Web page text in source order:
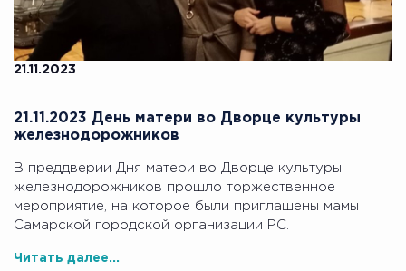
21.11.2023
21.11.2023 День матери во Дворце культуры
железнодорожников
В преддверии Дня матери во Дворце культуры
железнодорожников прошло торжественное
мероприятие, на которое были приглашены мамы
Самарской городской организации РС.
Читать далее...